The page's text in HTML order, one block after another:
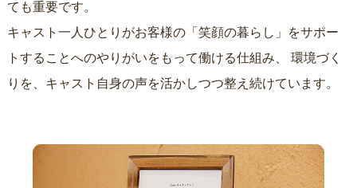
ても重要です。
キャスト一人ひとりがお客様の「笑顔の暮らし」をサポー
トすることへのやりがいをもって働ける仕組み、
りを、キャスト自身の声を活かしつつ整え続けています。